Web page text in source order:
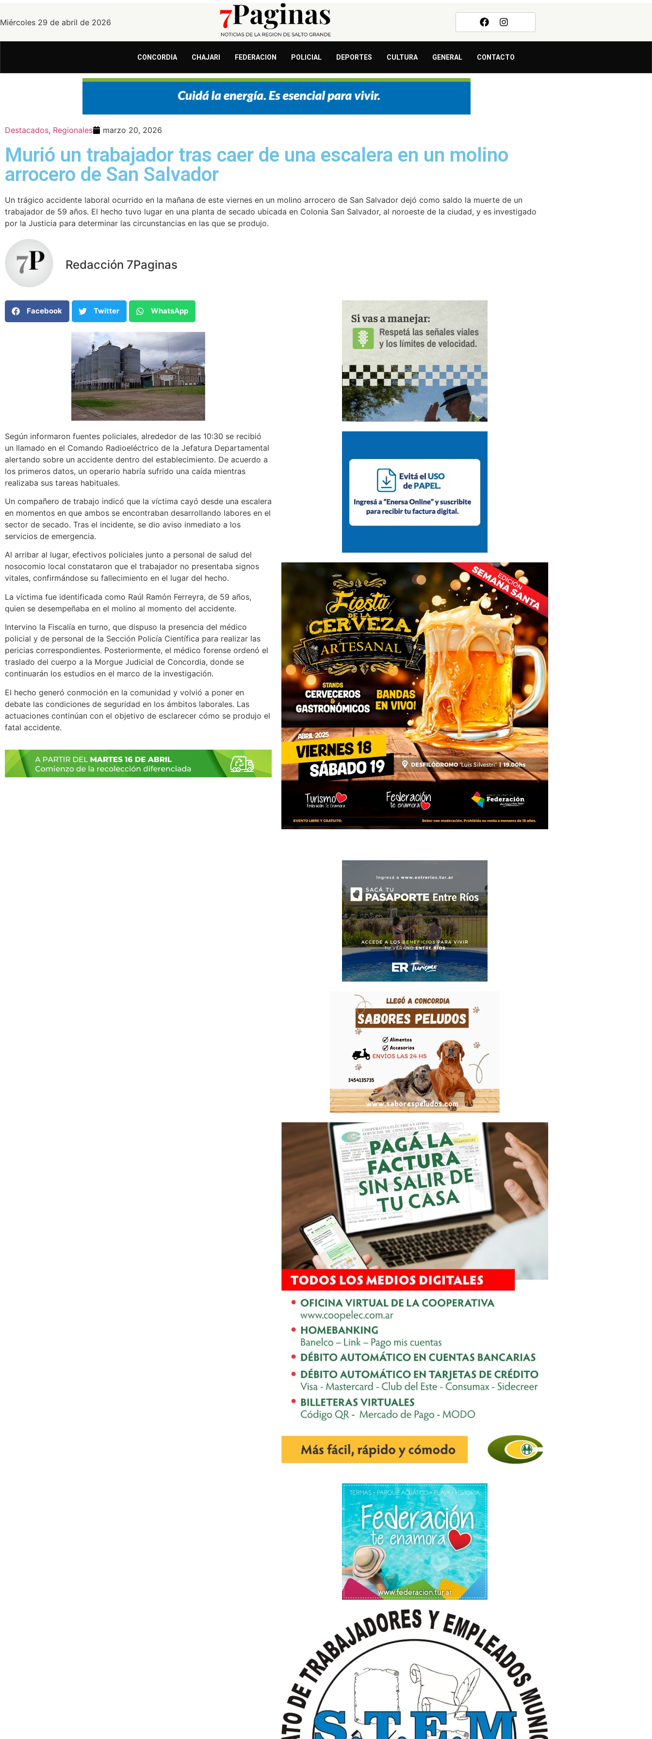
Miércoles 29 de abril de 2026
CONCORDIA CHAJARI FEDERACION POLICIAL DEPORTES CULTURA GENERAL CONTACTO
Destacados, Regionales marzo 20, 2026
Murió un trabajador tras caer de una escalera en un molino
arrocero de San Salvador
Un trágico accidente laboral ocurrido en la mañana de este viernes en un molino arrocero de San Salvador dejó como saldo la muerte de un
trabajador de 59 años. El hecho tuvo lugar en una planta de secado ubicada en Colonia San Salvador, al noroeste de la ciudad, y es investigado
por la Justicia para determinar las circunstancias en las que se produjo.
Redacción 7Paginas
Facebook Twitter WhatsApp
Según informaron fuentes policiales, alrededor de las 10:30 se recibió
un llamado en el Comando Radioeléctrico de la Jefatura Departamental
alertando sobre un accidente dentro del establecimiento. De acuerdo a
los primeros datos, un operario habría sufrido una caída mientras
realizaba sus tareas habituales.
Un compañero de trabajo indicó que la víctima cayó desde una escalera
en momentos en que ambos se encontraban desarrollando labores en el
sector de secado. Tras el incidente, se dio aviso inmediato a los
servicios de emergencia.
Al arribar al lugar, efectivos policiales junto a personal de salud del
nosocomio local constataron que el trabajador no presentaba signos
vitales, confirmándose su fallecimiento en el lugar del hecho.
La víctima fue identificada como Raúl Ramón Ferreyra, de 59 años,
quien se desempeñaba en el molino al momento del accidente.
Intervino la Fiscalía en turno, que dispuso la presencia del médico
policial y de personal de la Sección Policía Científica para realizar las
pericias correspondientes. Posteriormente, el médico forense ordenó el
traslado del cuerpo a la Morgue Judicial de Concordia, donde se
continuarán los estudios en el marco de la investigación.
El hecho generó conmoción en la comunidad y volvió a poner en
debate las condiciones de seguridad en los ámbitos laborales. Las
actuaciones continúan con el objetivo de esclarecer cómo se produjo el
fatal accidente.